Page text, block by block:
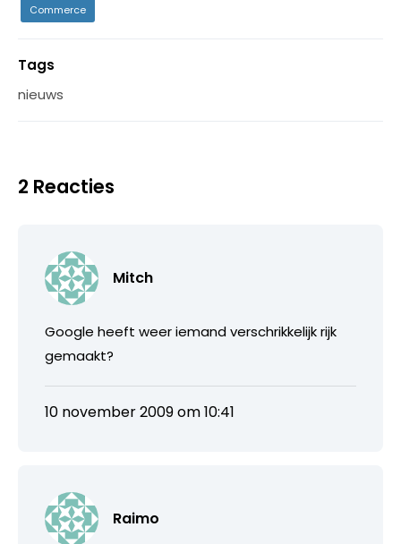
Commerce
Tags
nieuws
2 Reacties
Mitch
Google heeft weer iemand verschrikkelijk rijk
gemaakt?
10 november 2009 om 10:41
Raimo